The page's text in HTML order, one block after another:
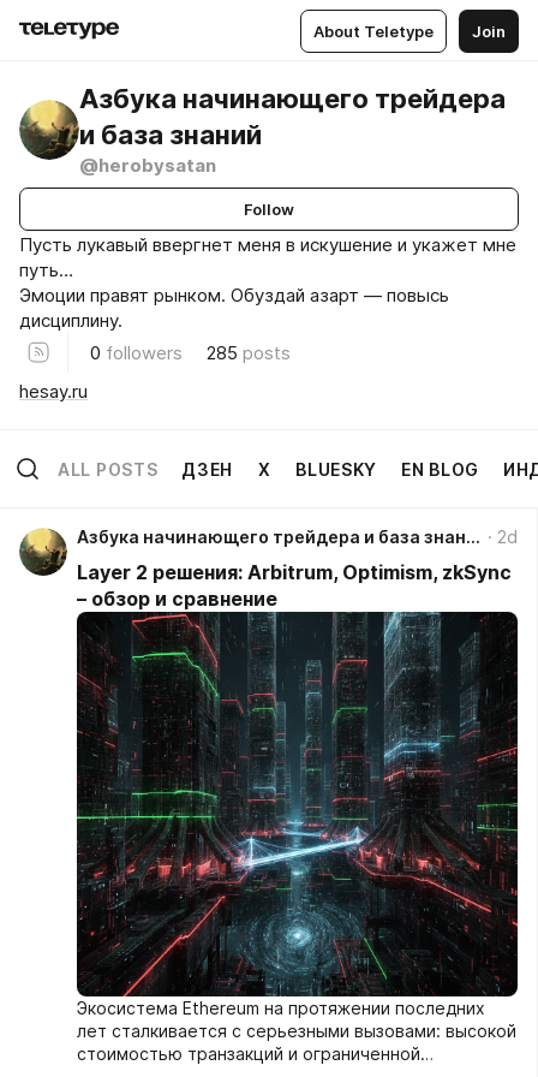
About Teletype Join
Азбука начинающего трейдера
и база знаний
@herobysatan
Follow
Пусть лукавый ввергнет меня в искушение и укажет мне
путь…
Эмоции правят рынком. Обуздай азарт — повысь
дисциплину.
0 followers 285 posts
hesay.ru
ALL POSTS ДЗЕН X BLUESKY EN BLOG
Азбука начинающего трейдера и база знаний 2d
Layer 2 решения: Arbitrum, Optimism, zkSync
– обзор и сравнение
Экосистема Ethereum на протяжении последних
лет сталкивается с серьезными вызовами: высокой
стоимостью транзакций и ограниченной